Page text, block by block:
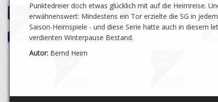
Punktedreier doch etwas glücklich mit auf die Heimreise.
erwähnenswert: Mindestens ein Tor erzielte die SG in
Saison-Heimspiele - und diese Serie hatte auch in diesem
verdienten Winterpause Bestand.
Autor: Bernd Heim